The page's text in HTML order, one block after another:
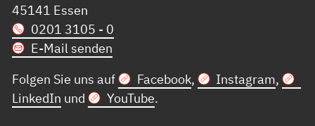
45141 Essen
0201 3105 - 0
E-Mail senden
Folgen Sie uns auf
Facebook, Instagram,
LinkedIn und YouTube.